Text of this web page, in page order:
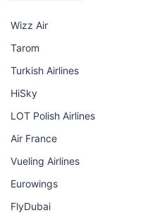
Wizz Air
Tarom
Turkish Airlines
HiSky
LOT Polish Airlines
Air France
Vueling Airlines
Eurowings
FlyDubai